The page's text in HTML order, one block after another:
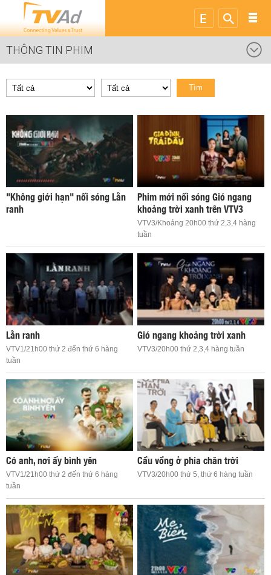
THÔNG TIN PHIM
Tìm
"Không giới hạn" nối sóng Lằn
ranh
Phim mới nối sóng Gió ngang
khoảng trời xanh trên VTV3
VTV3/Khoảng 20h00 thứ 2,3,4 hàng
tuần
Lằn ranh
VTV1/21h00 thứ 2 đến thứ 6 hàng
tuần
Gió ngang khoảng trời xanh
VTV3/20h00 thứ 2,3,4 hàng tuần
Có anh, nơi ấy bình yên
VTV1/21h00 thứ 2 đến thứ 6 hàng
tuần
Cầu vồng ở phía chân trời
VTV3/20h00 thứ 5, thứ 6 hàng tuần